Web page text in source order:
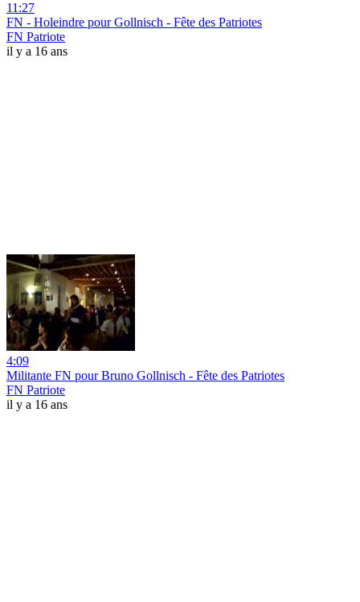
11:27
FN - Holeindre pour Gollnisch - Fête des Patriotes
FN Patriote
il y a 16 ans
4:09
Militante FN pour Bruno Gollnisch - Fête des Patriotes
FN Patriote
il y a 16 ans